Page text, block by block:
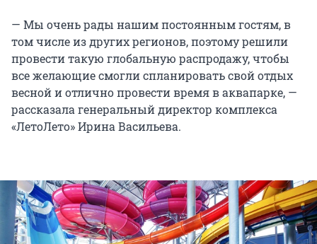
— Мы очень рады нашим постоянным гостям, в
том числе из других регионов, поэтому решили
провести такую глобальную распродажу, чтобы
все желающие смогли спланировать свой отдых
весной и отлично провести время в аквапарке, —
рассказала генеральный директор комплекса
«ЛетоЛето» Ирина Васильева.